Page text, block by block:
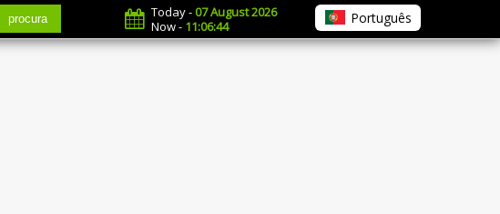
procura Today -07 August 2026
Now - 11:06:45 Português